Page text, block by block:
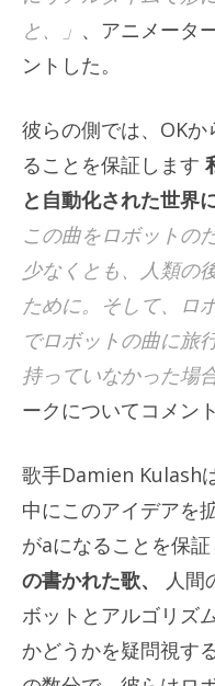
と、」 、アニメータ
ントした。
彼らの側では、OK
ることを保証します
と自動化された世界
この曲をロボットの
少なくとも、人類の
ために。そして、ロ
でロボットの曲に旅
持っていなかった場
ークについてコメン
歌手Damien Kulash
中にこのアイデアを
がaになることを保
の書かれた歌、
人間
ボットとアルゴリズ
かどうかを疑問視す